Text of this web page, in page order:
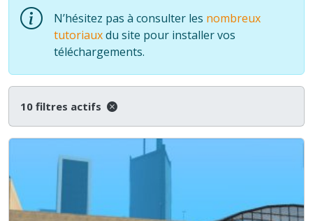
N’hésitez pas à consulter les nombreux
tutoriauxdu site pour installer vos
téléchargements.
10 filtres actifs